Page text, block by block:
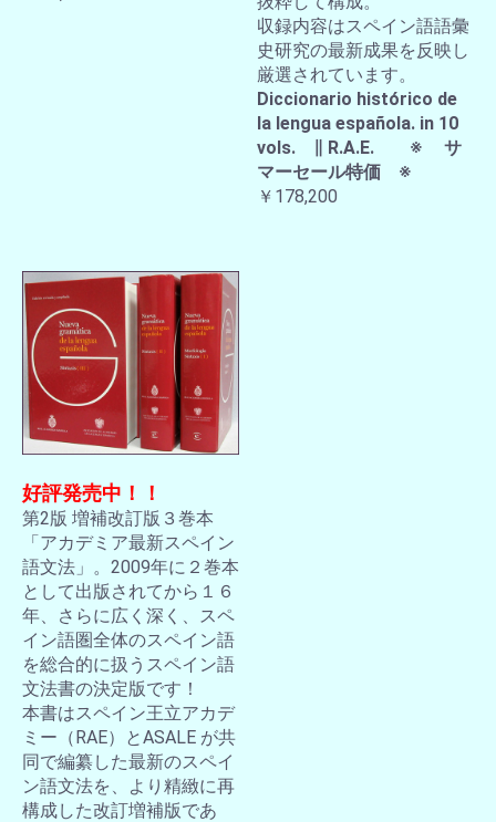
収録内容はスペイン語語彙
史研究の最新成果を反映し
厳選されています。
Diccionario histórico de
la lengua española. in 10
vols. ∥ R.A.E. ※ サ
マーセール特価 ※
￥178,200
好評発売中！！
第2版 増補改訂版３巻本
「アカデミア最新スペイン
語文法」。2009年に２巻本
として出版されてから１６
年、さらに広く深く、スペ
イン語圏全体のスペイン語
を総合的に扱うスペイン語
文法書の決定版です！
本書はスペイン王立アカデ
ミー（RAE）とASALE が共
同で編纂した最新のスペイ
ン語文法を、より精緻に再
構成した改訂増補版であ